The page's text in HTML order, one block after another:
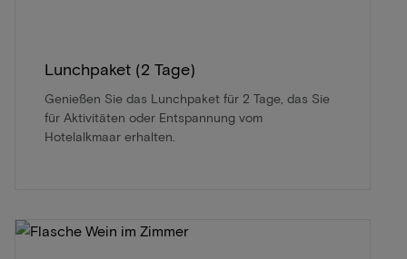
Lunchpaket (2 Tage)
Genießen Sie das Lunchpaket für 2 Tage, das Sie
für Aktivitäten oder Entspannung vom
Hotelalkmaar erhalten.